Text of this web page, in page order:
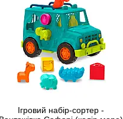
Ігровий набір-сортер -